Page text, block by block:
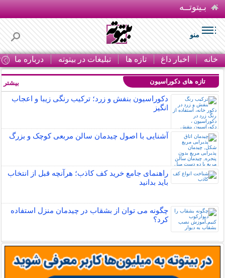
بـیتوتــه
منو
خانه اخبار داغ تازه ها تبلیغات در بیتوته درباره ما
تازه های دکوراسیون
دکوراسیون بنفش و زرد؛ ترکیب رنگی زیبا و اعجاب
انگیز
آشنایی با اصول چیدمان سالن مربعی کوچک و بزرگ
راهنمای جامع خرید کف کاذب؛ هرآنچه قبل از انتخاب
باید بدانید
چگونه می توان از بشقاب در چیدمان منزل استفاده
کرد؟
بیشتر